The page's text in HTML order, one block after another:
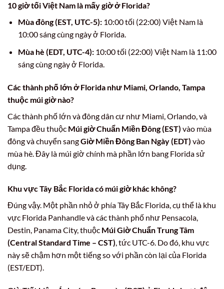
10 giờ tối Việt Nam là mấy giờ ở Florida?
Mùa đông (EST, UTC-5):10:00 tối (22:00) Việt Nam là
10:00 sáng cùng ngày ở Florida.
Mùa hè (EDT, UTC-4):10:00 tối (22:00) Việt Nam là 11:00
sáng cùng ngày ở Florida.
Các thành phố lớn ở Florida như Miami, Orlando, Tampa
thuộc múi giờ nào?
Các thành phố lớn và đông dân cư như Miami, Orlando, và
Tampa đều thuộc Múi giờ Chuẩn Miền Đông (EST) vào mùa
đông và chuyển sangGiờ Miền Đông Ban Ngày (EDT) vào
mùa hè. Đây là múi giờ chính mà phần lớn bang Florida sử
dụng.
Khu vực Tây Bắc Florida có múi giờ khác không?
Đúng vậy. Một phần nhỏ ở phía Tây Bắc Florida, cụ thể là khu
vực Florida Panhandle và các thành phố như Pensacola,
Destin, Panama City, thuộc Múi Giờ Chuẩn Trung Tâm
(Central Standard Time – CST), tức UTC-6. Do đó, khu vực
này sẽ chậm hơn một tiếng so với phần còn lại của Florida
(EST/EDT).